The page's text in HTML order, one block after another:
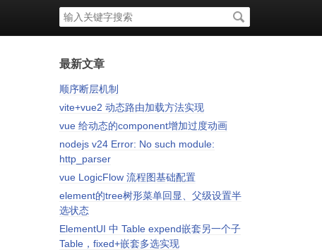
搜
索
关
字
最新文章
顺序断层机制
vite+vue2 动态路由加载方法实现
vue 给动态的component增加过度动画
nodejs v24 Error: No such module:
http_parser
vue LogicFlow 流程图基础配置
element的tree树形菜单回显、父级设置半
选状态
ElementUI 中 Table expend嵌套另一个子
Table，fixed+嵌套多选实现